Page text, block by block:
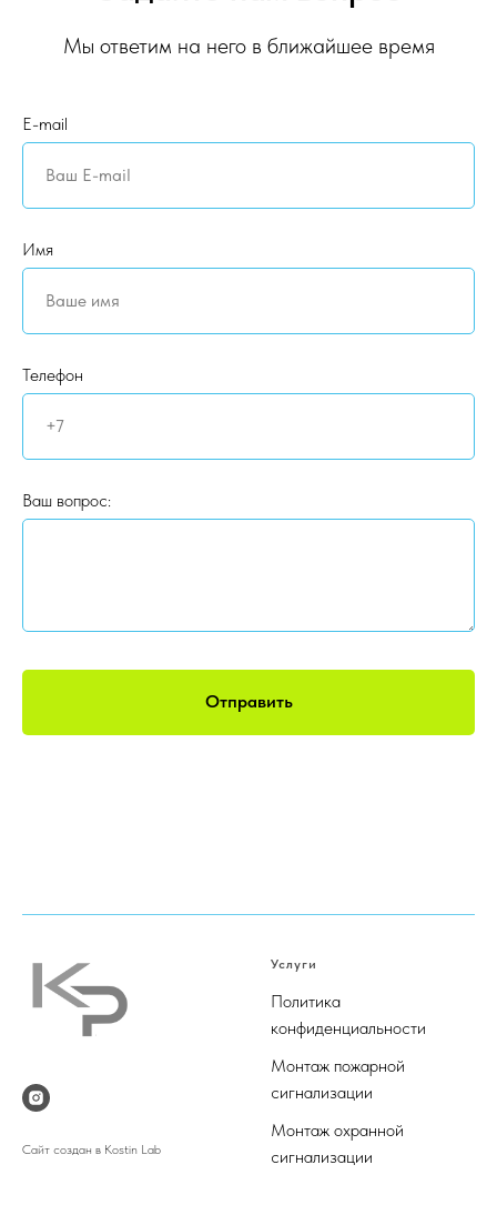
Мы ответим на него в ближайшее время
E-mail
Имя
Телефон
Ваш вопрос:
Отправить
Сайт создан в Kostin Lab
Услуги
Политика
конфиденциальности
Монтаж пожарной
сигнализации
Монтаж охранной
сигнализации